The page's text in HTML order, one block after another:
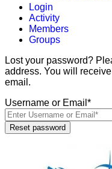
Login
Activity
Members
Groups
Lost your password?
address. You will
email.
Username or Email*
Reset password